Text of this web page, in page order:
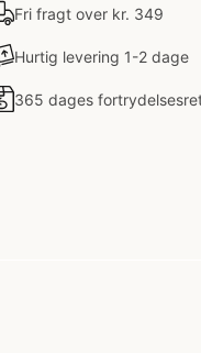
Fri fragt over kr. 349
Hurtig levering 1-2 dage
365 dages